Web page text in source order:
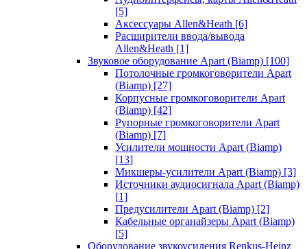
[5]
Аксессуары Allen&Heath [6]
Расширители ввода/вывода
Allen&Heath [1]
Звуковое оборудование Apart (Biamp) [100]
Потолочные громкоговорители Apart
(Biamp) [27]
Корпусные громкоговорители Apart
(Biamp) [42]
Рупорные громкоговорители Apart
(Biamp) [7]
Усилители мощности Apart (Biamp)
[13]
Микшеры-усилители Apart (Biamp) [3]
Источники аудиосигнала Apart (Biamp)
[1]
Предусилители Apart (Biamp) [2]
Кабельные органайзеры Apart (Biamp)
[5]
Оборудование звукоусиления Renkus-Heinz